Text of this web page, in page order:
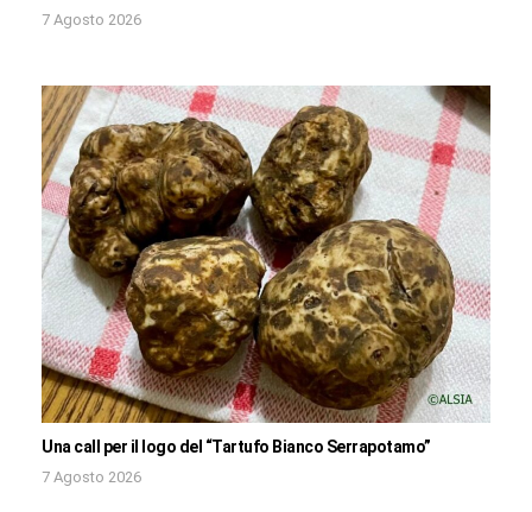
7 Agosto 2026
Una call per il logo del “Tartufo Bianco Serrapotamo”
7 Agosto 2026